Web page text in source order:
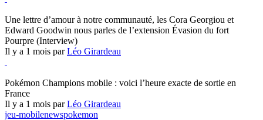
Une lettre d’amour à notre communauté, les Cora Georgiou et
Edward Goodwin nous parles de l’extension Évasion du fort
Pourpre (Interview)
Il y a 1 mois parLéo Girardeau
Pokémon Champions mobile : voici l’heure exacte de sortie en
France
Il y a 1 mois parLéo Girardeau
jeu-mobilenewspokemon